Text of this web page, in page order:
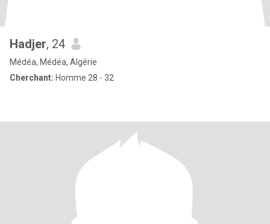
Hadjer, 24
Médéa, Médéa, Algérie
Cherchant: Homme 28 - 32